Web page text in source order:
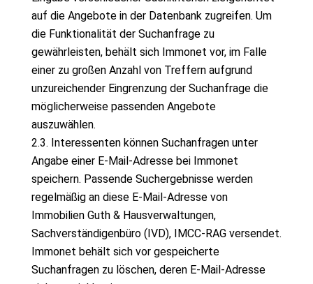
auf die Angebote in der Datenbank zugreifen. Um
die Funktionalität der Suchanfrage zu
gewährleisten, behält sich Immonet vor, im Falle
einer zu großen Anzahl von Treffern aufgrund
unzureichender Eingrenzung der Suchanfrage die
möglicherweise passenden Angebote
auszuwählen.
2.3. Interessenten können Suchanfragen unter
Angabe einer E-Mail-Adresse bei Immonet
speichern. Passende Suchergebnisse werden
regelmäßig an diese E-Mail-Adresse von
Immobilien Guth & Hausverwaltungen,
Sachverständigenbüro (IVD), IMCC-RAG versendet.
Immonet behält sich vor gespeicherte
Suchanfragen zu löschen, deren E-Mail-Adresse